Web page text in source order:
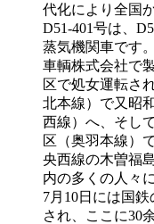
代化により全国
D51-401号は、
蒸気機関車です
車輌株式会社で
区で処女運転さ
北本線）で又昭
西線）へ、そし
区（奥羽本線）
央西線の木曽福
内の多くの人々
7月10日には国
され、ここに30